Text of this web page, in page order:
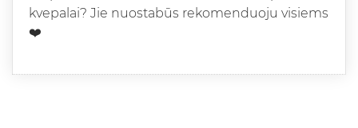
kvepalai? Jie nuostabūs rekomenduoju visiems
❤️